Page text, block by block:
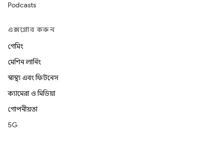
Podcasts
এক্সপ্লোর করুন
গেমিং
মেশিন লার্নিং
স্বাস্থ্য এবং ফিটনেস
ক্যামেরা ও মিডিয়া
গোপনীয়তা
5G